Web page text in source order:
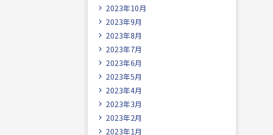
2023年10月
2023年9月
2023年8月
2023年7月
2023年6月
2023年5月
2023年4月
2023年3月
2023年2月
2023年1月